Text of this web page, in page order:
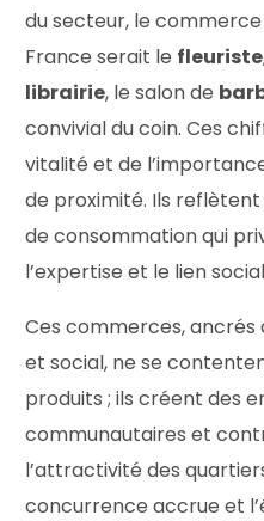
du secteur, le
France serait le fleuriste
librairie, le salon de
convivial du coin. Ces
vitalité et de
de proximité. Ils
de consommation qui
l’expertise et le lien
Ces commerces, ancrés
et social, ne se
produits ; ils créent des
communautaires et
l’attractivité des
concurrence accrue et